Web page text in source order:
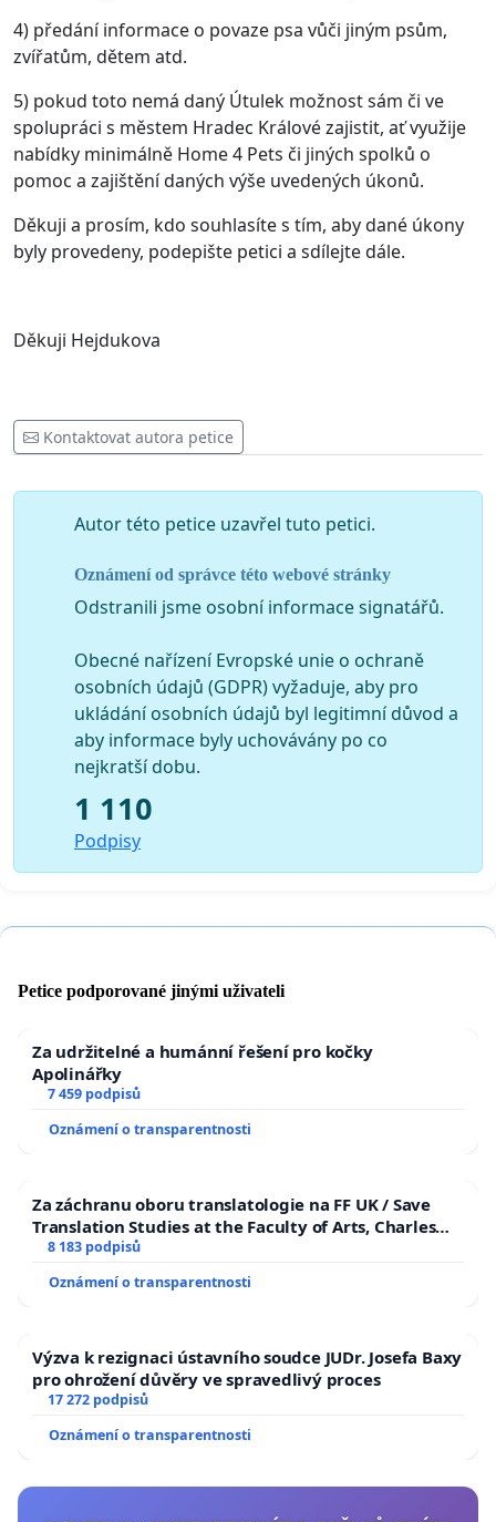
4) předání informace o povaze psa vůči jiným psům,
zvířatům, dětem atd.
5) pokud toto nemá daný Útulek možnost sám či ve
spolupráci s městem Hradec Králové zajistit, ať využije
nabídky minimálně Home 4 Pets či jiných spolků o
pomoc a zajištění daných výše uvedených úkonů.
Děkuji a prosím, kdo souhlasíte s tím, aby dané úkony
byly provedeny, podepište petici a sdílejte dále.
Děkuji Hejdukova
Kontaktovat autora petice
Autor této petice uzavřel tuto petici.
Oznámení od správce této webové stránky
Odstranili jsme osobní informace signatářů.
Obecné nařízení Evropské unie o ochraně
osobních údajů (GDPR) vyžaduje, aby pro
ukládání osobních údajů byl legitimní důvod a
aby informace byly uchovávány po co
nejkratší dobu.
1 110
Podpisy
Petice podporované jinými uživateli
Za udržitelné a humánní řešení pro kočky
Apolinářky
7 459 podpisů
Oznámení o transparentnosti
Za záchranu oboru translatologie na FF UK / Save
Translation Studies at the Faculty of Arts, Charles
University
8 183 podpisů
Oznámení o transparentnosti
Výzva k rezignaci ústavního soudce JUDr. Josefa Baxy
pro ohrožení důvěry ve spravedlivý proces
17 272 podpisů
Oznámení o transparentnosti